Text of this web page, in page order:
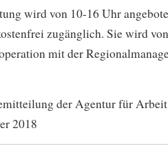
wird von 10-16 Uhr
zugänglich. Sie wird
mit der
der Agentur für
2018